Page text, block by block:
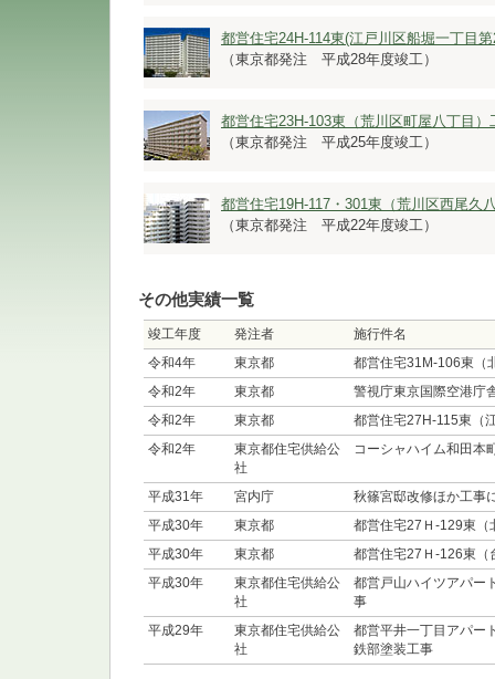
都営住宅24H-114東(江戸川区船堀一丁目
（東京都発注 平成28年度竣工）
都営住宅23H-103東（荒川区町屋八丁目）
（東京都発注 平成25年度竣工）
都営住宅19H-117・301東（荒川区西尾久
（東京都発注 平成22年度竣工）
その他実績一覧
竣工年度 発注者
施行件名
令和4年
東京都
都営住宅31M-106東（
令和2年
東京都
警視庁東京国際空港庁
令和2年
東京都
都営住宅27H-115東（
令和2年
東京都住宅供給公
社
コーシャハイム和田本
平成31年 宮内庁
秋篠宮邸改修ほか工事
平成30年
東京都
都営住宅27Ｈ-129東（
平成30年
東京都
都営住宅27Ｈ-126東（
平成30年
東京都住宅供給公
社
都営戸山ハイツアパー
事
平成29年
東京都住宅供給公
社
都営平井一丁目アパー
鉄部塗装工事